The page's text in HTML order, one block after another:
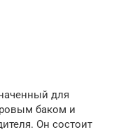
для
баком и
Он состоит